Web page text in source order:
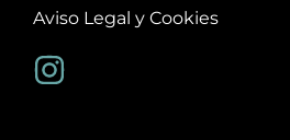
Aviso Legal y Cookies